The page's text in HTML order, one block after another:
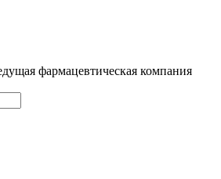
фармацевтическая компания